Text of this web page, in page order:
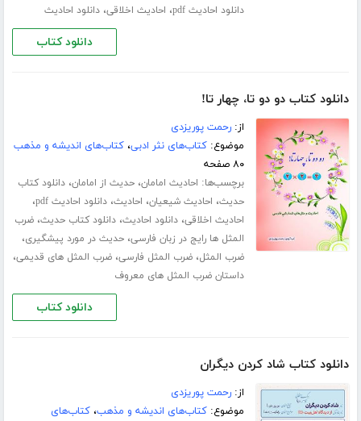
دانلود احادیث pdf ، احادیث اخلاقی،دانلود احادیث
دانلود کتاب
دانلود کتاب دو دو تا، چهار تا!
از:رحمت پوریزدی
موضوع:کتاب‌های نثر ادبی،کتاب‌های اندیشه و مذهب
۸۰ صفحه
برچسب‌ها: احادیث امامان،حدیث از امامان،دانلود کتاب
حدیث، احادیث شیعیان، احادیث،دانلود احادیث pdf ،
احادیث اخلاقی،دانلود احادیث،دانلود کتاب حدیث،ضرب
المثل ها رایج در زبان فارسی،حدیث در مورد پیشگیری،
ضرب المثل،ضرب المثل فارسی،ضرب المثل های قدیمی،
داستان ضرب المثل های معروف
دانلود کتاب
دانلود کتاب شاد کردن دیگران
از:رحمت پوریزدی
موضوع:کتاب‌های اندیشه و مذهب،کتاب‌های